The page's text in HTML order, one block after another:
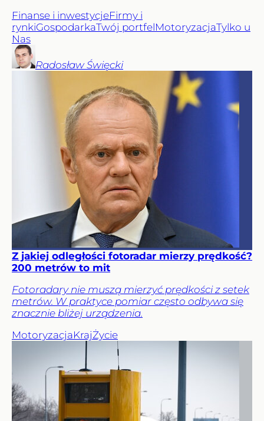
Finanse i inwestycjeFirmy i
rynkiGospodarkaTwój portfelMotoryzacjaTylko u
Nas
Radosław Święcki
Z jakiej odległości fotoradar mierzy prędkość?
200 metrów to mit
Fotoradary nie muszą mierzyć prędkości z setek
metrów. W praktyce pomiar często odbywa się
znacznie bliżej urządzenia.
MotoryzacjaKrajŻycie